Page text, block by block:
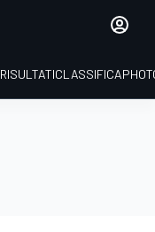
RISULTATICLASSIFICA